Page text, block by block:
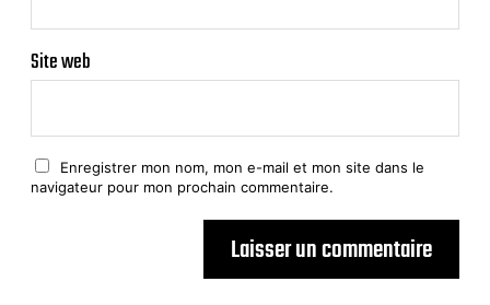
Site web
Enregistrer mon nom, mon e-mail et mon site dans le
navigateur pour mon prochain commentaire.